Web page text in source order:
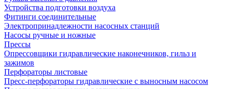
Устройства подготовки воздуха
Фитинги соединительные
Электропринадлежности насосных станций
Насосы ручные и ножные
Прессы
Опрессовщики гидравлические наконечников, гильз и
зажимов
Перфораторы листовые
Пресс-перфораторы гидравлические с выносным насосом